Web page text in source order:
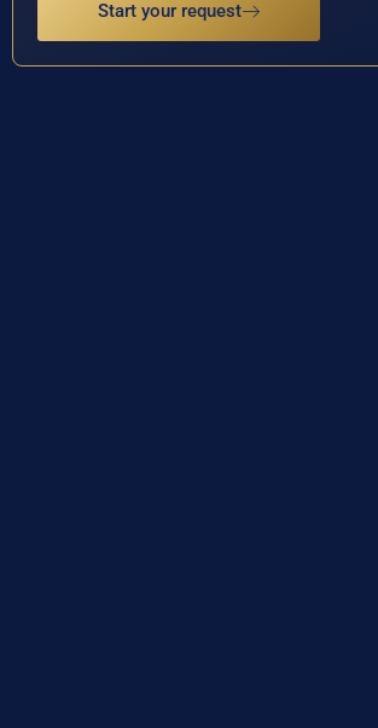
Start your request